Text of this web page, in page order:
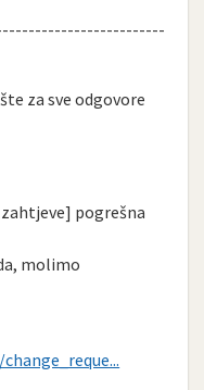
za sve odgovore
pogrešna
molimo